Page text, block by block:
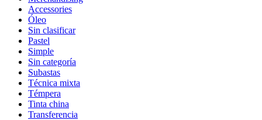
Accessories
Óleo
Sin clasificar
Pastel
Simple
Sin categoría
Subastas
Técnica mixta
Témpera
Tinta china
Transferencia